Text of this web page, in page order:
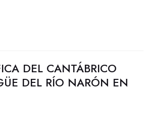
DEL CANTÁBRICO
DEL RÍO NARÓN EN